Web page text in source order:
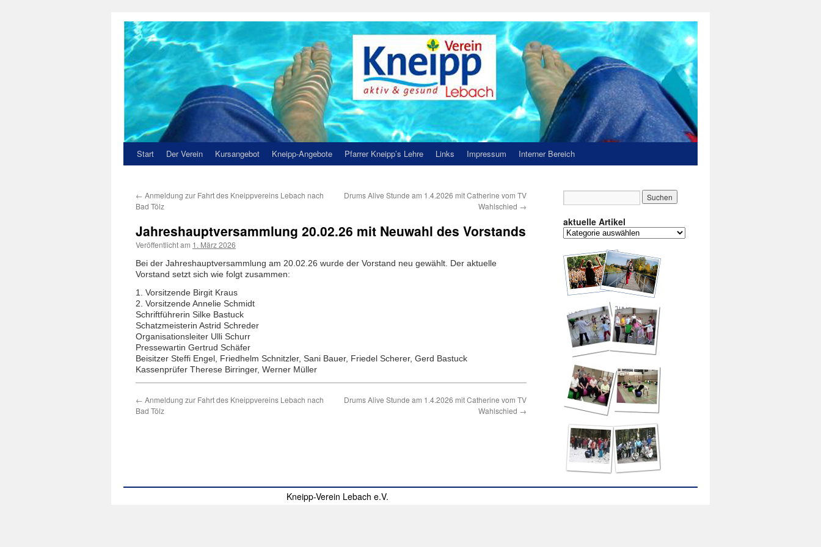
Inhalt
springen
Start Der Verein Kursangebot Kneipp-Angebote Pfarrer Kneipp’s Lehre Links Impressum Interner Bereich
← Anmeldung zur Fahrt des Kneippvereins Lebach nach
Bad Tölz
Drums Alive Stunde am 1.4.2026 mit Catherine vom TV
Wahlschied →
Jahreshauptversammlung 20.02.26 mit Neuwahl des Vorstands
Veröffentlicht am 1. März 2026
Bei der Jahreshauptversammlung am 20.02.26 wurde der Vorstand neu gewählt. Der aktuelle
Vorstand setzt sich wie folgt zusammen:
1. Vorsitzende Birgit Kraus
2. Vorsitzende Annelie Schmidt
Schriftführerin Silke Bastuck
Schatzmeisterin Astrid Schreder
Organisationsleiter Ulli Schurr
Pressewartin Gertrud Schäfer
Beisitzer Steffi Engel, Friedhelm Schnitzler, Sani Bauer, Friedel Scherer, Gerd Bastuck
Kassenprüfer Therese Birringer, Werner Müller
← Anmeldung zur Fahrt des Kneippvereins Lebach nach
Bad Tölz
Drums Alive Stunde am 1.4.2026 mit Catherine vom TV
Wahlschied →
aktuelle Artikel
aktuelle
Kneipp-Verein Lebach e.V.